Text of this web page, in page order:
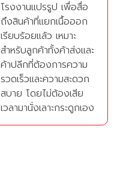
โรงงานแปรรูป เพื่อสื่อ
ถึงสินค้าที่แยกเนื้อออก
เรียบร้อยแล้ว เหมาะ
สำหรับลูกค้าทั้งค้าส่งและ
ค้าปลีกที่ต้องการความ
รวดเร็วและความสะดวก
สบาย โดยไม่ต้องเสีย
เวลามานั่งเลาะกระดูกเอง